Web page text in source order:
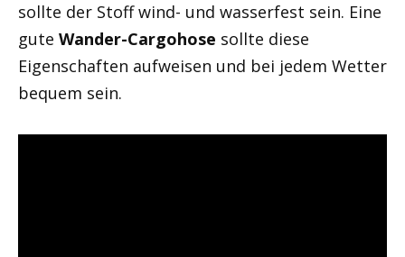
sollte der Stoff wind- und wasserfest sein. Eine
gute Wander-Cargohose sollte diese
Eigenschaften aufweisen und bei jedem Wetter
bequem sein.